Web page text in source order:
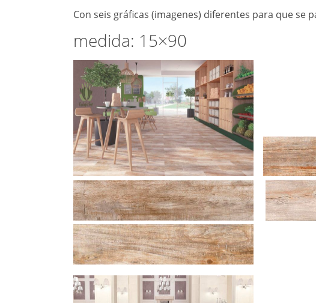
Con seis gráficas (imagenes) diferentes para que se
medida: 15×90